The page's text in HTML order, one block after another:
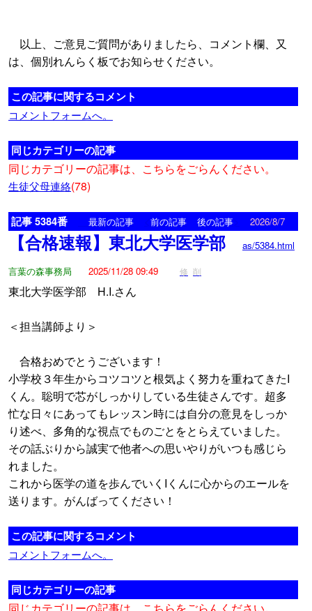
以上、ご意見ご質問がありましたら、コメント欄、又
は、個別れんらく板でお知らせください。
この記事に関するコメント
コメントフォームへ。
同じカテゴリーの記事
同じカテゴリーの記事は、こちらをごらんください。
生徒父母連絡(78)
記事 5384番 最新の記事 前の記事 後の記事 2026/8/7
【合格速報】東北大学医学部
as/5384.html
言葉の森事務局
2025/11/28 09:49 修 削
東北大学医学部 H.I.さん
＜担当講師より＞
合格おめでとうございます！
小学校３年生からコツコツと根気よく努力を重ねてきたI
くん。聡明で芯がしっかりしている生徒さんです。超多
忙な日々にあってもレッスン時には自分の意見をしっか
り述べ、多角的な視点でものごとをとらえていました。
その話ぶりから誠実で他者への思いやりがいつも感じら
れました。
これから医学の道を歩んでいくIくんに心からのエールを
送ります。がんばってください！
この記事に関するコメント
コメントフォームへ。
同じカテゴリーの記事
同じカテゴリーの記事は、こちらをごらんください。